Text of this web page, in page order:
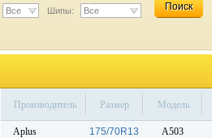
Все Шипы: Все Поиск
Производитель Размер Модель
Aplus 175/70R13 A503